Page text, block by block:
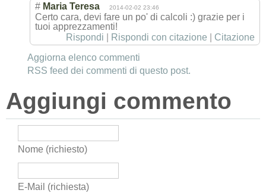
# Maria Teresa 2014-02-02 23:46
Certo cara, devi fare un po' di calcoli :) grazie per i
tuoi apprezzamenti!
Rispondi
Rispondi con citazione
Citazione
Aggiorna elenco commenti
RSS feed dei commenti di questo post.
Aggiungi commento
Nome (richiesto)
E-Mail (richiesta)